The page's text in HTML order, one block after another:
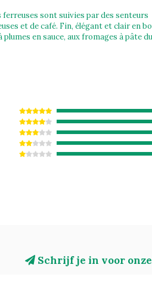
sont suivies par des senteurs
et de café. Fin, élégant et clair en
en sauce, aux fromages à pâte
Schrijf je in voor